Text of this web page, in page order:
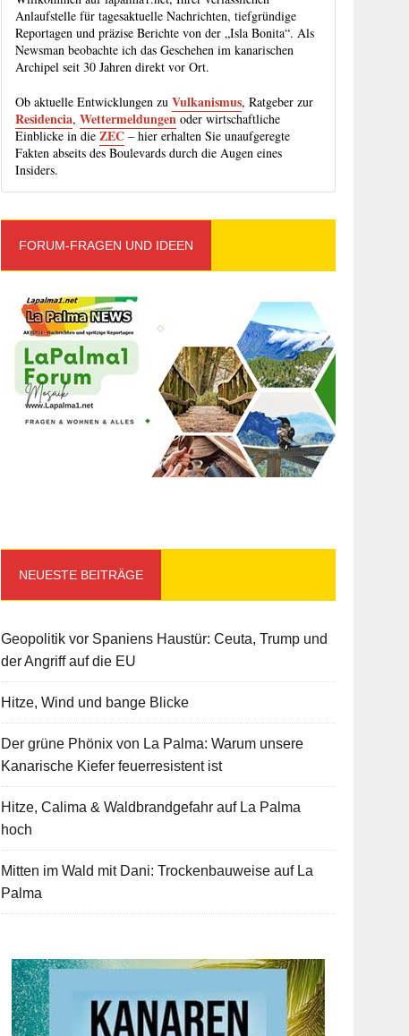
Anlaufstelle für tagesaktuelle Nachrichten, tiefgründige
Reportagen und präzise Berichte von der „Isla Bonita“. Als
Newsman beobachte ich das Geschehen im kanarischen
Archipel seit 30 Jahren direkt vor Ort.
Ob aktuelle Entwicklungen zuVulkanismus, Ratgeber zur
Residencia,Wettermeldungen oder wirtschaftliche
Einblicke in dieZEC – hier erhalten Sie unaufgeregte
Fakten abseits des Boulevards durch die Augen eines
Insiders.
FORUM-FRAGEN UND IDEEN
NEUESTE BEITRÄGE
Geopolitik vor Spaniens Haustür: Ceuta, Trump und
der Angriff auf die EU
Hitze, Wind und bange Blicke
Der grüne Phönix von La Palma: Warum unsere
Kanarische Kiefer feuerresistent ist
Hitze, Calima & Waldbrandgefahr auf La Palma
hoch
Mitten im Wald mit Dani: Trockenbauweise auf La
Palma